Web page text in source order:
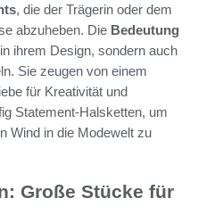
, die der Trägerin oder dem
abzuheben. Die Bedeutung
ihrem Design, sondern auch
Sie zeugen von einem
für Kreativität und
Statement-Halsketten, um
Wind in die Modewelt zu
Große Stücke für